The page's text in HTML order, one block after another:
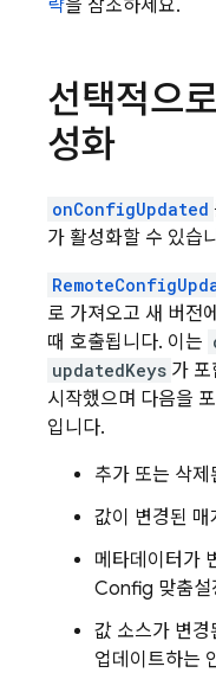
략을 참조하세요.
선택적으
성화
onConfigUpdated
가 활성화할 수 있습
로 가져오고 새 버전
때 호출됩니다. 이는
updatedKeys 가
시작했으며 다음을
입니다.
추가 또는 삭제
값이 변경된 매
메타데이터가
Config 맞춤
값 소스가 변
업데이트하는